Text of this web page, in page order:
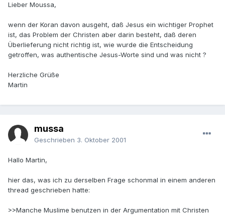
Lieber Moussa,
wenn der Koran davon ausgeht, daß Jesus ein wichtiger Prophet
ist, das Problem der Christen aber darin besteht, daß deren
Überlieferung nicht richtig ist, wie wurde die Entscheidung
getroffen, was authentische Jesus-Worte sind und was nicht ?
Herzliche Grüße
Martin
mussa
Geschrieben 3. Oktober 2001
Hallo Martin,
hier das, was ich zu derselben Frage schonmal in einem anderen
thread geschrieben hatte:
>>Manche Muslime benutzen in der Argumentation mit Christen